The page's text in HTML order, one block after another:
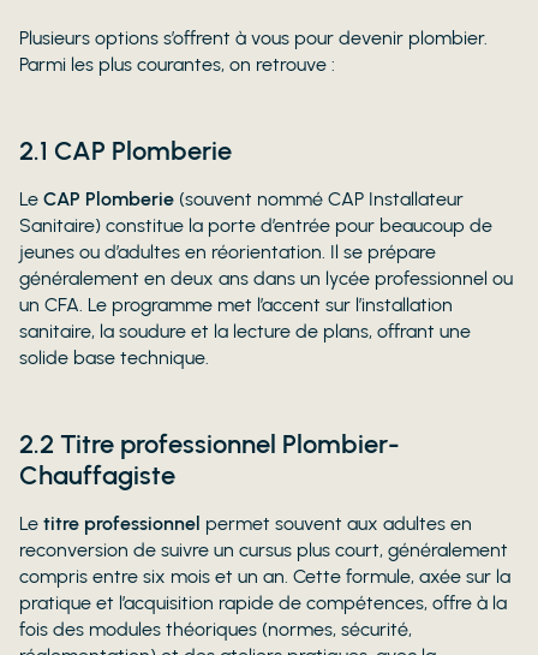
Plusieurs options s’offrent à vous pour devenir plombier.
Parmi les plus courantes, on retrouve :
2.1 CAP Plomberie
Le CAP Plomberie (souvent nommé CAP Installateur
Sanitaire) constitue la porte d’entrée pour beaucoup de
jeunes ou d’adultes en réorientation. Il se prépare
généralement en deux ans dans un lycée professionnel ou
un CFA. Le programme met l’accent sur l’installation
sanitaire, la soudure et la lecture de plans, offrant une
solide base technique.
2.2 Titre professionnel Plombier-
Chauffagiste
Le titre professionnel permet souvent aux adultes en
reconversion de suivre un cursus plus court, généralement
compris entre six mois et un an. Cette formule, axée sur la
pratique et l’acquisition rapide de compétences, offre à la
fois des modules théoriques (normes, sécurité,